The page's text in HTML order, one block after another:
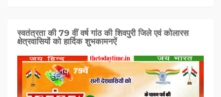
स्वतंत्रता की 79 वीं वर्ष गांठ की शिवपुरी जिले एवं कोलारस
क्षेत्रवासियों को हार्दिक शुभकामनऐं